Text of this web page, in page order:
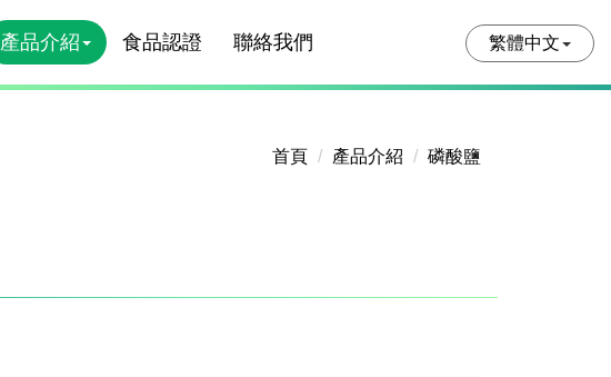
產品介紹 食品認證 聯絡我們 繁體中文
首頁 產品介紹 磷酸鹽